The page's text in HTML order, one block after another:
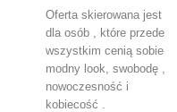
Oferta skierowana jest
dla osób , które przede
wszystkim cenią sobie
modny look, swobodę ,
nowoczesność i
kobiecość .